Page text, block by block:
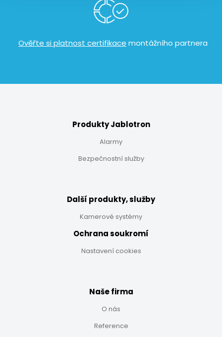
Ověřte si platnost certifikace montážního partnera
Produkty Jablotron
Alarmy
Bezpečnostní služby
Další produkty, služby
Kamerové systémy
Ochrana soukromí
Nastavení cookies
Naše firma
O nás
Reference